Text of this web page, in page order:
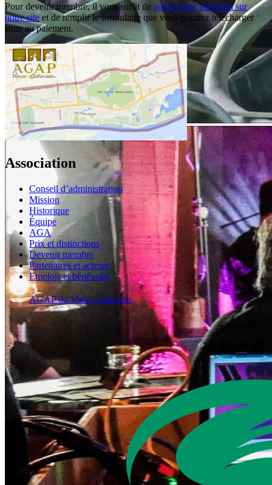
Pour devenir membre, il vous suffit de payer votre adhésion sur
notre site et de remplir le formulaire que vous pourrez télécharger
suite au paiement.
Association
Conseil d’administration
Mission
Historique
Équipe
AGA
Prix et distinctions
Devenir membre
Partenaires et acteurs
Emplois et bénévolat
AGAP du Vieux-Gatineau